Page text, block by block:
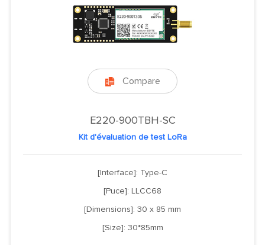
 Compare
E220-900TBH-SC
Kit d'évaluation de test LoRa
[Interface]: Type-C
[Puce]: LLCC68
[Dimensions]: 30 x 85 mm
[Size]: 30*85mm